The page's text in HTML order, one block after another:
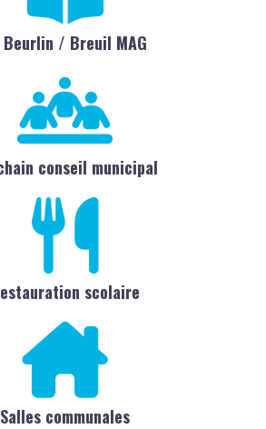
Beurlin / Breuil MAG
conseil municipal
scolaire
Salles communales